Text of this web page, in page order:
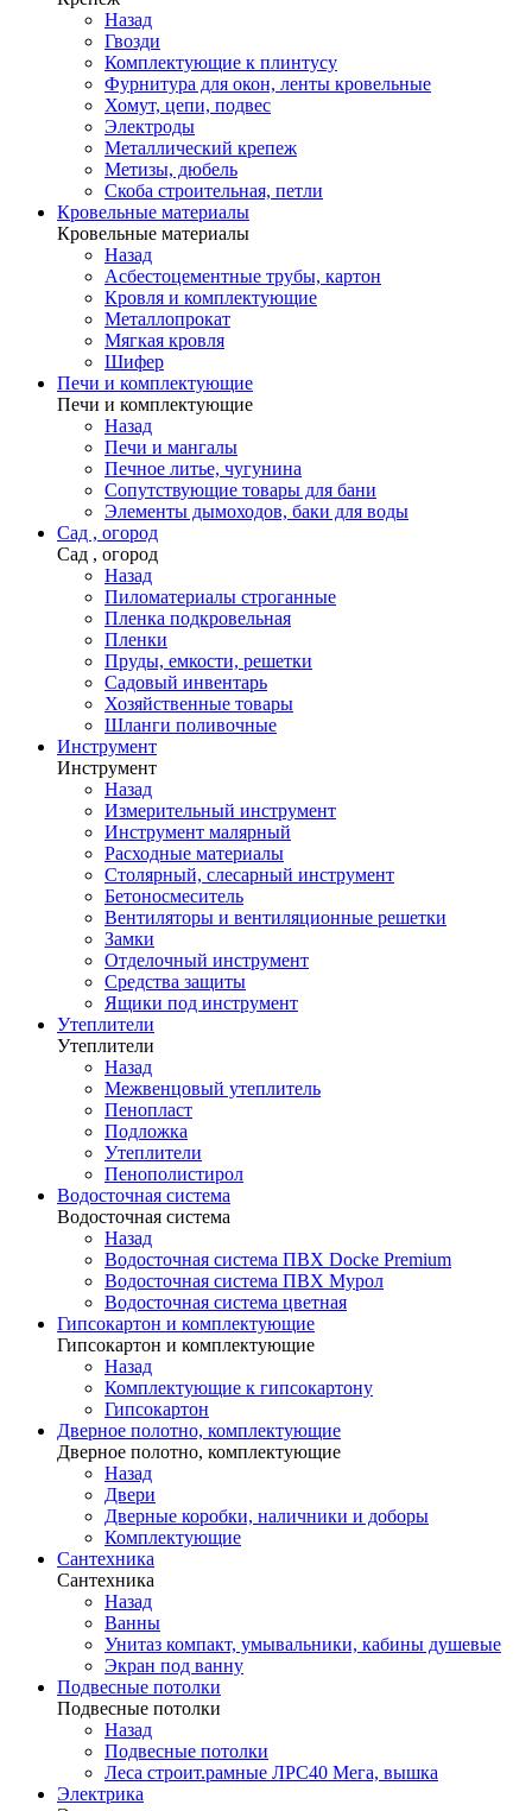
Назад
Гвозди
Комплектующие к плинтусу
Фурнитура для окон, ленты кровельные
Хомут, цепи, подвес
Электроды
Металлический крепеж
Метизы, дюбель
Скоба строительная, петли
Кровельные материалы
Кровельные материалы
Назад
Асбестоцементные трубы, картон
Кровля и комплектующие
Металлопрокат
Мягкая кровля
Шифер
Печи и комплектующие
Печи и комплектующие
Назад
Печи и мангалы
Печное литье, чугунина
Сопутствующие товары для бани
Элементы дымоходов, баки для воды
Сад , огород
Сад , огород
Назад
Пиломатериалы строганные
Пленка подкровельная
Пленки
Пруды, емкости, решетки
Садовый инвентарь
Хозяйственные товары
Шланги поливочные
Инструмент
Инструмент
Назад
Измерительный инструмент
Инструмент малярный
Расходные материалы
Столярный, слесарный инструмент
Бетоносмеситель
Вентиляторы и вентиляционные решетки
Замки
Отделочный инструмент
Средства защиты
Ящики под инструмент
Утеплители
Утеплители
Назад
Межвенцовый утеплитель
Пенопласт
Подложка
Утеплители
Пенополистирол
Водосточная система
Водосточная система
Назад
Водосточная система ПВХ Docke Premium
Водосточная система ПВХ Мурол
Водосточная система цветная
Гипсокартон и комплектующие
Гипсокартон и комплектующие
Назад
Комплектующие к гипсокартону
Гипсокартон
Дверное полотно, комплектующие
Дверное полотно, комплектующие
Назад
Двери
Дверные коробки, наличники и доборы
Комплектующие
Сантехника
Сантехника
Назад
Ванны
Унитаз компакт, умывальники, кабины душевые
Экран под ванну
Подвесные потолки
Подвесные потолки
Назад
Подвесные потолки
Леса строит.рамные ЛРС40 Мега, вышка
Электрика